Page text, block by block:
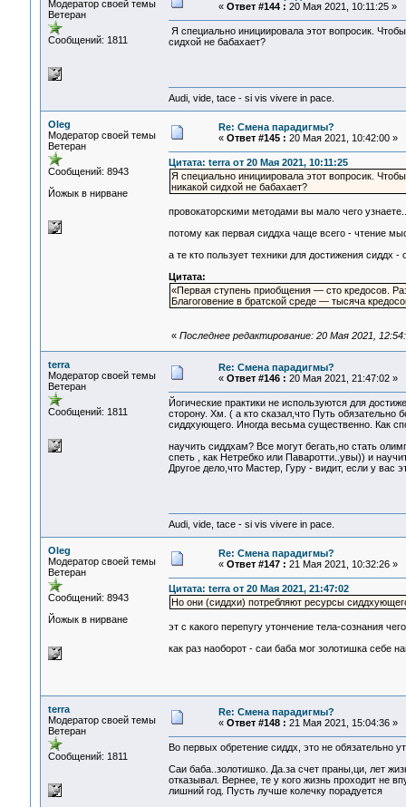
Модератор своей темы
Ветеран
Сообщений: 1811
« Ответ #144 : 20 Мая 2021, 10:11:25 »
Я специально инициировала этот вопросик.
сидхой не бабахает?
Audi, vide, tace - si vis vivere in pace.
Oleg
Модератор своей темы
Ветеран
Сообщений: 8943
Йожык в нирване
Re: Смена парадигмы?
« Ответ #145 : 20 Мая 2021, 10:42:00 »
Цитата: terra от 20 Мая 2021, 10:11:25
Я специально инициировала этот вопросик.
никакой сидхой не бабахает?
провокаторскими методами вы мало чего
потому как первая сиддха чаще всего - чтение
а те кто пользует техники для достижения сиддх
Цитата:
«Первая ступень приобщения — сто кредосов.
Благоговение в братской среде — тысяча
« Последнее редактирование: 20 Мая 2021,
terra
Модератор своей темы
Ветеран
Сообщений: 1811
Re: Смена парадигмы?
« Ответ #146 : 20 Мая 2021, 21:47:02 »
Йогические практики не используются для
сторону. Хм. ( а кто сказал,что Путь
сиддхующего. Иногда весьма существенно. Как
научить сиддхам? Все могут бегать,но стать
спеть , как Нетребко или Паваротти..увы)) и
Другое дело,что Мастер, Гуру - видит, если у вас
Audi, vide, tace - si vis vivere in pace.
Oleg
Модератор своей темы
Ветеран
Сообщений: 8943
Йожык в нирване
Re: Смена парадигмы?
« Ответ #147 : 21 Мая 2021, 10:32:26 »
Цитата: terra от 20 Мая 2021, 21:47:02
Но они (сиддхи) потребляют ресурсы
эт с какого перепугу утончение тела-сознания
как раз наоборот - саи баба мог золотишка себе
terra
Модератор своей темы
Ветеран
Сообщений: 1811
Re: Смена парадигмы?
« Ответ #148 : 21 Мая 2021, 15:04:36 »
Во первых обретение сиддх, это не обязательно
Саи баба..золотишко. Да.за счет праны,ци, лет
отказывал. Вернее, те у кого жизнь проходит не
лишний год. Пусть лучше колечку порадуется